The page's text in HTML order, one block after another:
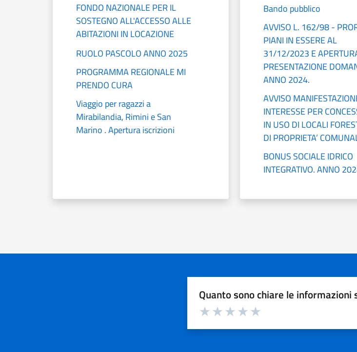
FONDO NAZIONALE PER IL
SOSTEGNO ALL'ACCESSO ALLE
ABITAZIONI IN LOCAZIONE
RUOLO PASCOLO ANNO 2025
PROGRAMMA REGIONALE MI
PRENDO CURA
Viaggio per ragazzi a
Mirabilandia, Rimini e San
Marino . Apertura iscrizioni
Bando pubblico
AVVISO L. 162/98 -
PIANI IN ESSERE AL
31/12/2023 E
PRESENTAZIONE
ANNO 2024.
AVVISO
INTERESSE PER
IN USO DI LOCALI
DI PROPRIETA’
BONUS SOCIALE IDRICO
INTEGRATIVO. ANNO
Quanto sono chiare le informazioni
Valuta da 1 a 5 stelle la pagina